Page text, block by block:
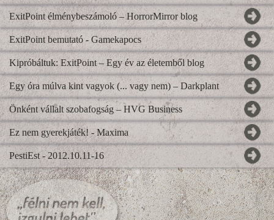
ExitPoint élménybeszámoló – HorrorMirror blog
ExitPoint bemutató - Gamekapocs
Kipróbáltuk: ExitPoint – Egy év az életemből blog
Egy óra múlva kint vagyok (... vagy nem) – Darkplant
Önként vállalt szobafogság – HVG Business
Ez nem gyerekjáték! - Maxima
PestiEst - 2012.10.11-16